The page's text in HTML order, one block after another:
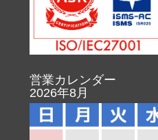
営業カレンダー
2026年8月